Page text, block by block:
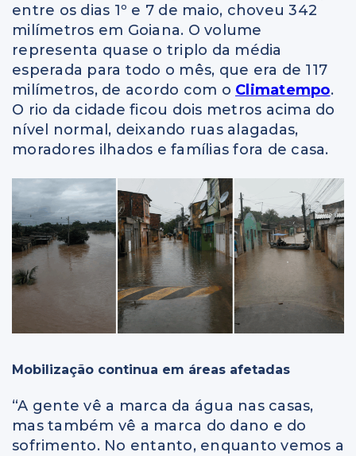
entre os dias 1º e 7 de maio, choveu 342
milímetros em Goiana. O volume
representa quase o triplo da média
esperada para todo o mês, que era de 117
milímetros, de acordo com o Climatempo.
O rio da cidade ficou dois metros acima do
nível normal, deixando ruas alagadas,
moradores ilhados e famílias fora de casa.
Mobilização continua em áreas afetadas
“A gente vê a marca da água nas casas,
mas também vê a marca do dano e do
sofrimento. No entanto, enquanto vemos a